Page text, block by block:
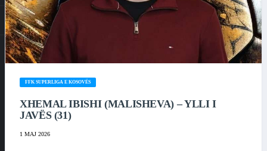
FFK SUPERLIGA E KOSOVËS
XHEMAL IBISHI (MALISHEVA) – YLLI I
JAVËS (31)
1 MAJ 2026